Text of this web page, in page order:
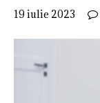
19 iulie 2023